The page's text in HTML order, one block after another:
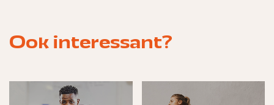
Ook interessant?